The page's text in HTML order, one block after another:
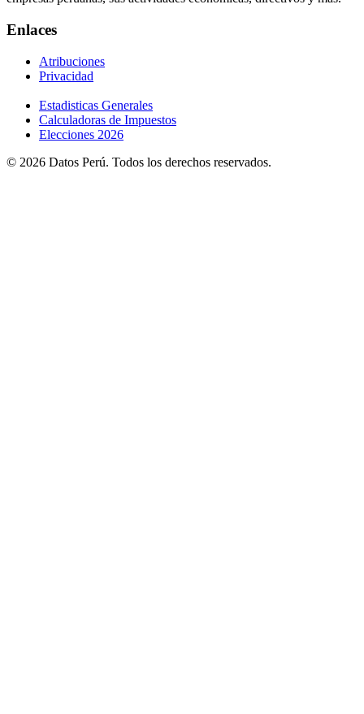
Enlaces
Atribuciones
Privacidad
Estadisticas Generales
Calculadoras de Impuestos
Elecciones 2026
© 2026 Datos Perú. Todos los derechos reservados.